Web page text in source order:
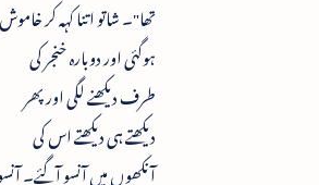
تھا"۔ شاتو اتنا کہہ کر خاموش
ہوگئی اور دوبارہ خنجر کی
طرف دیکھنے لگی اور پھر
دیکھتے ہی دیکھتے اس کی
آنکھوں میں آنسو آگئے۔